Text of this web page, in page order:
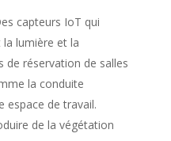
capteurs IoT qui
lumière et la
de réservation de salles
la conduite
espace de travail.
de la végétation